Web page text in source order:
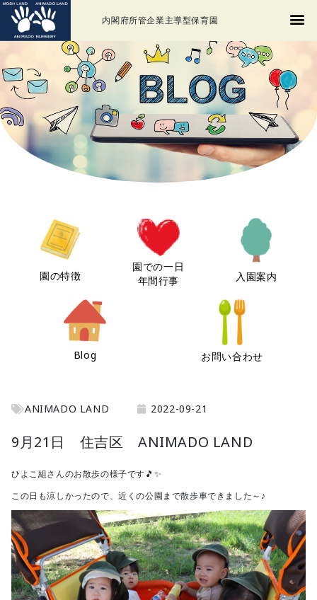
内閣府所管企業主導型保育園
園の特徴
園での一日
年間行事
入園案内
Blog お問い合わせ
ANIMADO LAND 2022-09-21
9月21日 住吉区 ANIMADO LAND
ひよこ組さんのお散歩の様子です🎵✨
この日も涼しかったので、近くの公園まで散歩車できました～♪